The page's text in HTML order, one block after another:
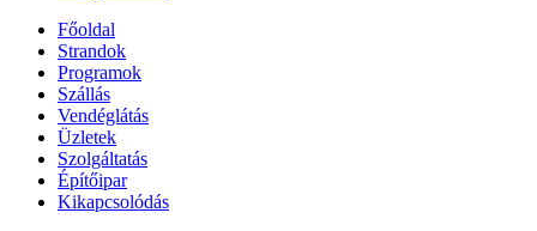
Főoldal
Strandok
Programok
Szállás
Vendéglátás
Üzletek
Szolgáltatás
Építőipar
Kikapcsolódás